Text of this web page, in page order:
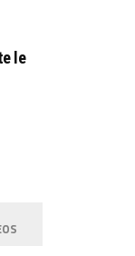
le